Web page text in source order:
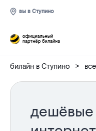
вы в Ступино
билайн в Ступино